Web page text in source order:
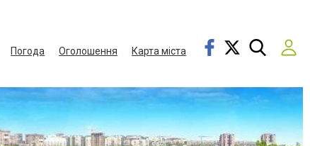
Погода Оголошення
Карта міста